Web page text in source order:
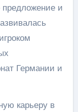
предложение и
Германии и
карьеру в